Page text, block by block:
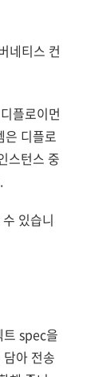
네티스 컨
플로이먼
은 디플로
스턴스 중
있습니
트 spec을
아 전송